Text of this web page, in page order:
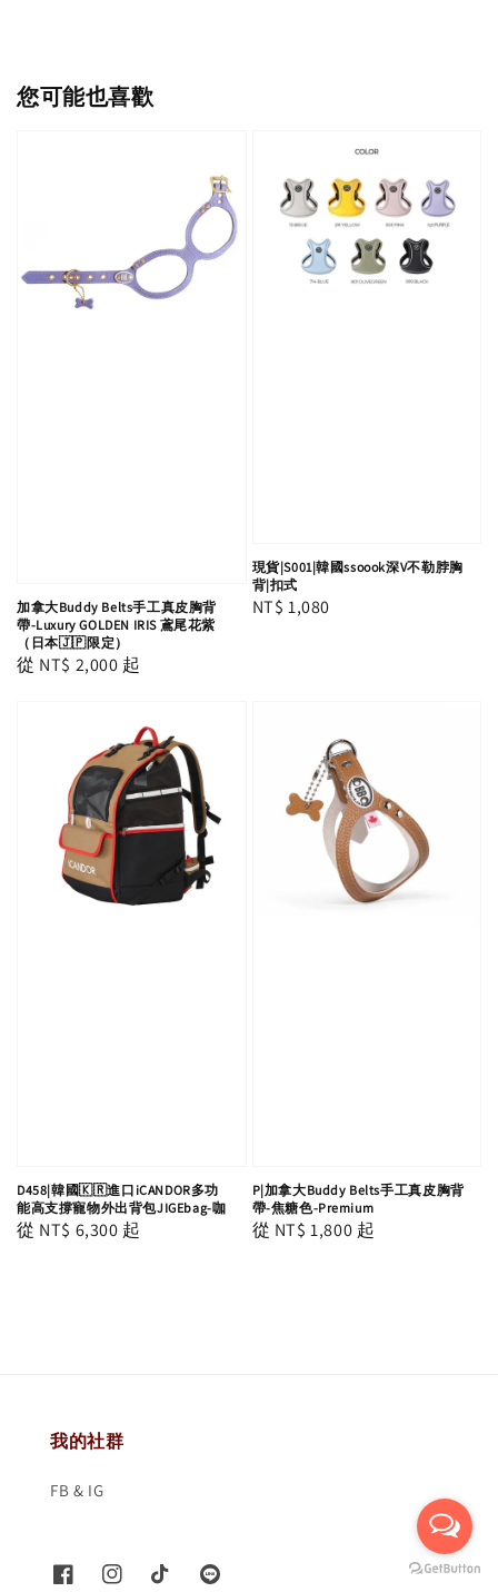
您可能也喜歡
加拿大Buddy Belts手工真皮胸背
帶-Luxury GOLDEN IRIS 鳶尾花紫
（日本🇯🇵限定）
Regular
從 NT$ 2,000 起
現貨|S001|韓國ssoook深V不勒脖胸
背|扣式
Regular
NT$ 1,080
D458|韓國🇰🇷進口iCANDOR多功
能高支撐寵物外出背包JIGEbag-咖
Regular
從 NT$ 6,300 起
P|加拿大Buddy Belts手工真皮胸背
帶-焦糖色-Premium
Regular
從 NT$ 1,800 起
我的社群
FB & IG